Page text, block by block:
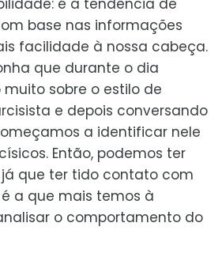
é a tendência de
base nas informações
facilidade à nossa cabeça.
que durante o dia
sobre o estilo de
e depois conversando
a identificar nele
Então, podemos ter
já que ter tido contato com
a que mais temos à
o comportamento do